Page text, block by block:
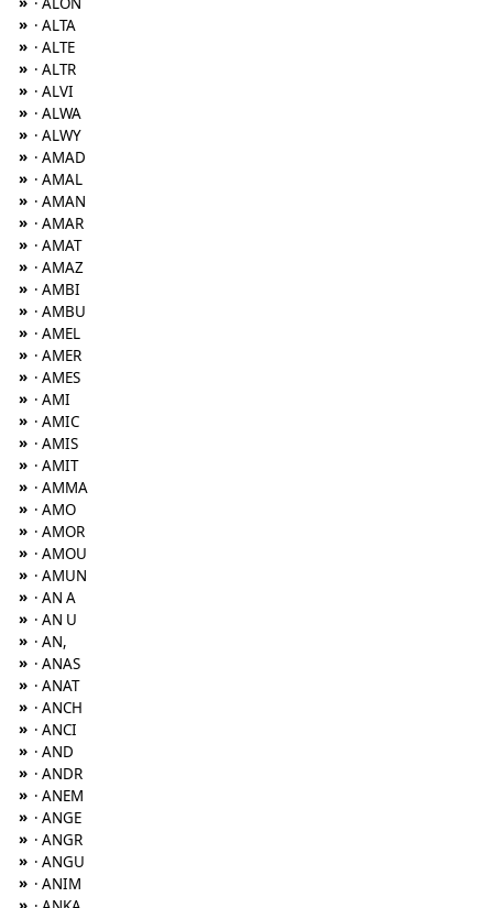
» · ALTA
» · ALTE
» · ALTR
» · ALVI
» · ALWA
» · ALWY
» · AMAD
» · AMAL
» · AMAN
» · AMAR
» · AMAT
» · AMAZ
» · AMBI
» · AMBU
» · AMEL
» · AMER
» · AMES
» · AMI
» · AMIC
» · AMIS
» · AMIT
» · AMMA
» · AMO
» · AMOR
» · AMOU
» · AMUN
» · AN A
» · AN U
» · AN,
» · ANAS
» · ANAT
» · ANCH
» · ANCI
» · AND
» · ANDR
» · ANEM
» · ANGE
» · ANGR
» · ANGU
» · ANIM